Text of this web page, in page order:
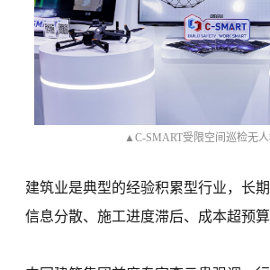
▲C-SMART受限空间巡检无
建筑业是典型的经验积累型行业，长期
信息分散、施工进度滞后、成本超预算